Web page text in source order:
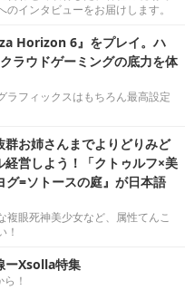
インタビューをお届けします。
Horizon 6』をプレイ。ハ
ラウドゲーミングの底力を体
ラフィックスはもちろん最高設定
お姉さんまでよりどりみど
経営しよう！「クトゥルフ×美
グ=ソトースの庭』が日本語
複眼死神美少女など、属性てんこ
！
ーXsolla特集
！